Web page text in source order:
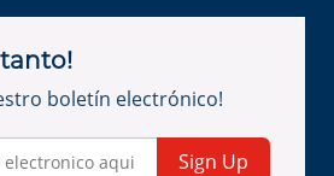
boletín electrónico!
Sign Up